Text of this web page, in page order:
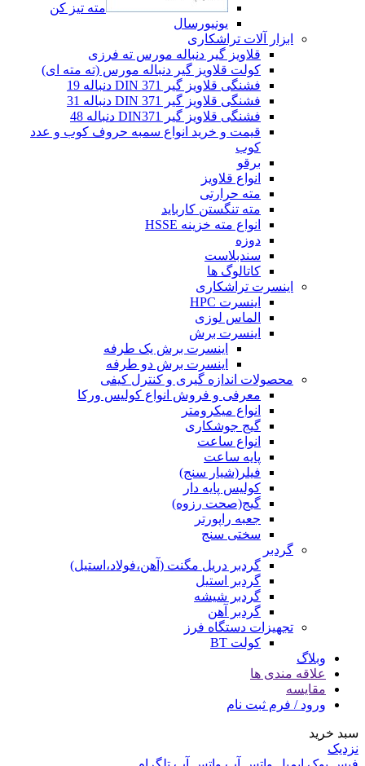
مته تیز کن
یونیورسال
ابزار آلات تراشکاری
قلاویز گیر دنباله مورس ته فرزی
کولت قلاویز گیر دنباله مورس (ته مته ای)
فشنگی قلاویز گیر DIN 371 دنباله 19
فشنگی قلاویز گیر DIN 371 دنباله 31
فشنگی قلاویز گیر DIN371 دنباله 48
قیمت و خرید انواع سمبه حروف کوب و عدد
کوب
برقو
انواع قلاویز
مته حرارتی
مته تنگستن کارباید
انواع مته خزینه HSSE
دوزه
سندبلاست
کاتالوگ ها
اینسرت تراشکاری
اینسرت HPC
الماس لوزی
اینسرت برش
اینسرت برش یک طرفه
اینسرت برش دو طرفه
محصولات اندازه گیری و کنترل کیفی
معرفی و فروش انواع کولیس ورکا
انواع میکرومتر
گیج جوشکاری
انواع ساعت
پایه ساعت
فیلر(شیار سنج)
کولیس پایه دار
گیج(صحت رزوه)
جعبه راپورتر
سختی سنج
گردبر
گردبر دریل مگنت (آهن،فولاد،استیل)
گردبر استیل
گردبر شیشه
گردبر آهن
تجهیزات دستگاه فرز
کولت BT
وبلاگ
علاقه مندی ها
مقایسه
ورود / فرم ثبت نام
سبد خرید
نزدیک